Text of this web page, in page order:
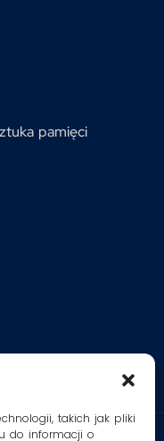
takich jak pliki
do informacji o
pamięci